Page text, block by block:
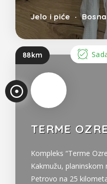
Jelo i piće
88km
TERME
Kompleks “Terme
Kakmužu, planinskom
Petrovo na 25